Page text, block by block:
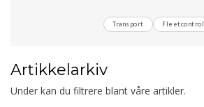
Transport Fleetcontrol
Artikkelarkiv
Under kan du filtrere blant våre artikler.